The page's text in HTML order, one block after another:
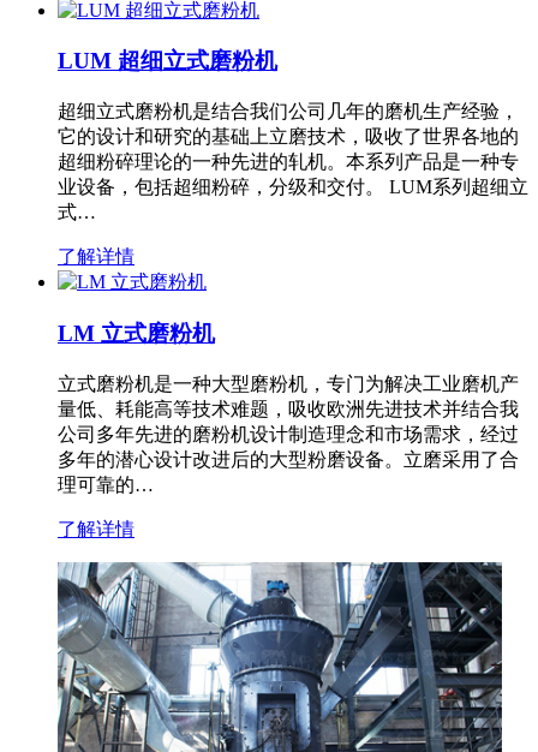
LUM 超细立式磨粉机
超细立式磨粉机是结合我们公司几年的磨机生产经验，
它的设计和研究的基础上立磨技术，吸收了世界各地的
超细粉碎理论的一种先进的轧机。本系列产品是一种专
业设备，包括超细粉碎，分级和交付。 LUM系列超细立
式…
了解详情
LM 立式磨粉机
立式磨粉机是一种大型磨粉机，专门为解决工业磨机产
量低、耗能高等技术难题，吸收欧洲先进技术并结合我
公司多年先进的磨粉机设计制造理念和市场需求，经过
多年的潜心设计改进后的大型粉磨设备。立磨采用了合
理可靠的…
了解详情